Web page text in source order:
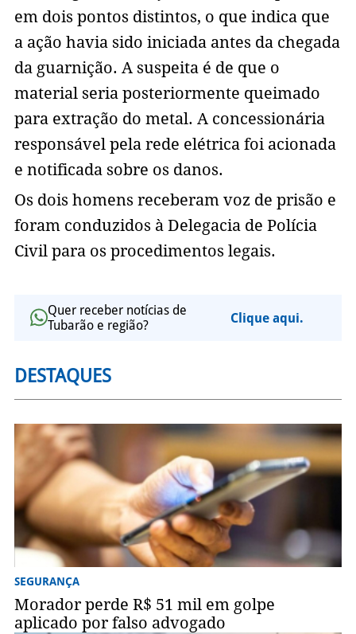
em dois pontos distintos, o que indica que
a ação havia sido iniciada antes da chegada
da guarnição. A suspeita é de que o
material seria posteriormente queimado
para extração do metal. A concessionária
responsável pela rede elétrica foi acionada
e notificada sobre os danos.
Os dois homens receberam voz de prisão e
foram conduzidos à Delegacia de Polícia
Civil para os procedimentos legais.
Quer receber notícias de
Tubarão e região?
Clique aqui.
DESTAQUES
SEGURANÇA
Morador perde R$ 51 mil em golpe
aplicado por falso advogado